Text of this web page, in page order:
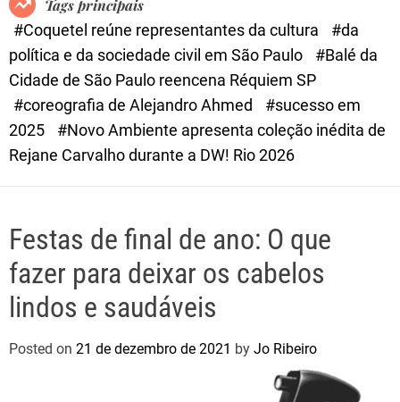
e
Tags principais
#Coquetel reúne representantes da cultura
#da
política e da sociedade civil em São Paulo
#Balé da
Cidade de São Paulo reencena Réquiem SP
#coreografia de Alejandro Ahmed
#sucesso em
2025
#Novo Ambiente apresenta coleção inédita de
Rejane Carvalho durante a DW! Rio 2026
Festas de final de ano: O que
fazer para deixar os cabelos
lindos e saudáveis
Posted on 21 de dezembro de 2021 by Jo Ribeiro